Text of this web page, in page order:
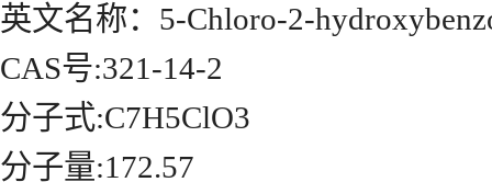
英文名称：5-Chloro-2-
CAS号:321-14-2
分子式:C7H5ClO3
分子量:172.57